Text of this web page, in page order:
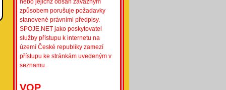
nebo jejichž obsah závažným
způsobem porušuje požadavky
stanovené právními předpisy.
SPOJE.NET jako poskytovatel
služby přístupu k internetu na
území České republiky zamezí
přístupu ke stránkám uvedeným v
seznamu.
VOP